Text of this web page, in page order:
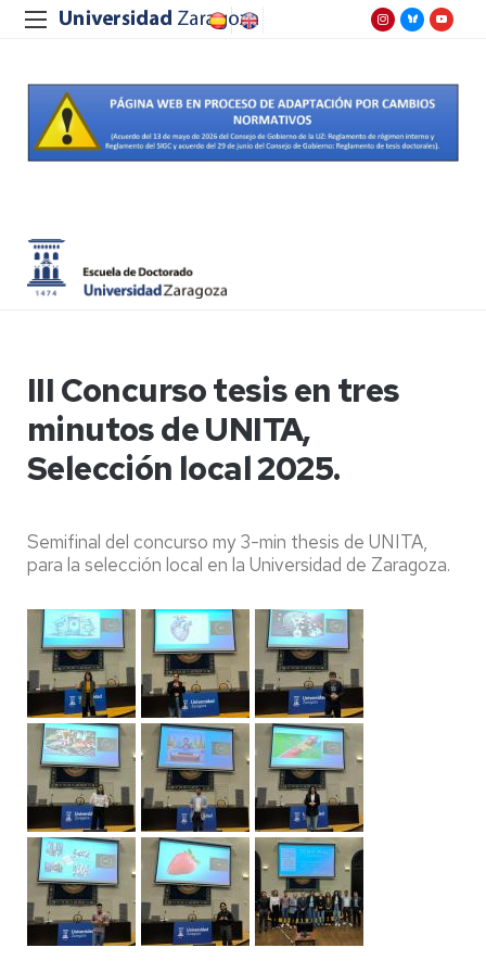
III Concurso tesis en tres
minutos de UNITA,
Selección local 2025.
Semifinal del concurso my 3-min thesis de UNITA,
para la selección local en la Universidad de Zaragoza.